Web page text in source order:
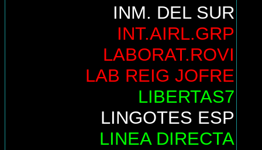
INM. DEL SUR
INT.AIRL.GRP
LABORAT.ROVI
LAB REIG JOFRE
LIBERTAS7
LINGOTES ESP
LINEA DIRECTA